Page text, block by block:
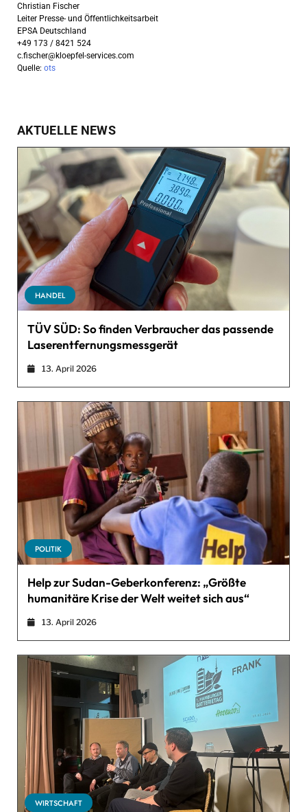
Christian Fischer
Leiter Presse- und Öffentlichkeitsarbeit
EPSA Deutschland
+49 173 / 8421 524
c.fischer@kloepfel-services.com
Quelle: ots
AKTUELLE NEWS
HANDEL
TÜV SÜD: So finden Verbraucher das passende
Laserentfernungsmessgerät
13. April 2026
POLITIK
Help zur Sudan-Geberkonferenz: „Größte
humanitäre Krise der Welt weitet sich aus“
13. April 2026
WIRTSCHAFT